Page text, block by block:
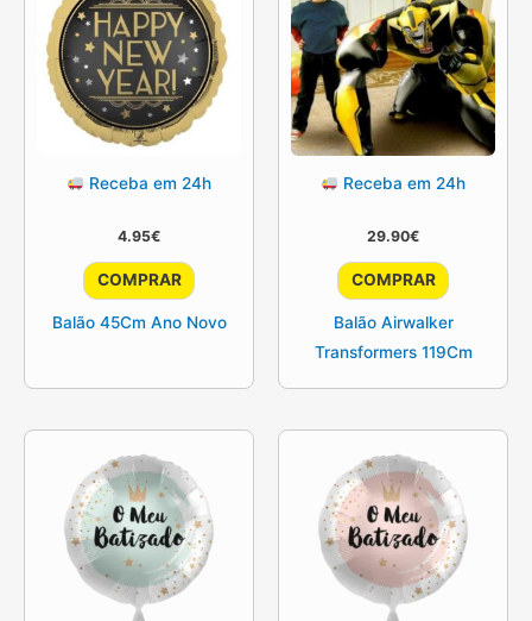
Receba em 24h
4.95€
COMPRAR
Balão 45Cm Ano Novo
Receba em 24h
29.90€
COMPRAR
Balão Airwalker
Transformers 119Cm